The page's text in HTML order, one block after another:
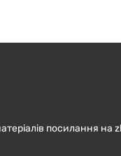
посилання на